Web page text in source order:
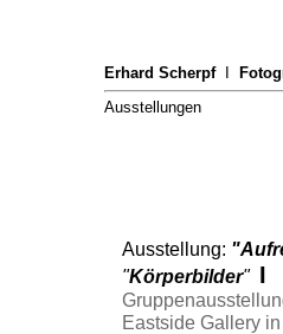
Erhard Scherpf
Ausstellungen
Ausstellung:
"Körperbilder" I
Eastside Gallery